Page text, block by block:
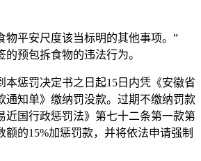
平安尺度该当标明的其他事项。”
预包拆食物的违法行为。
惩罚决定书之日起15日内凭《安徽省
通知单》缴纳罚没款。过期不缴纳罚款
近国行政惩罚法》第七十二条第一款第
额的15%加惩罚款，并将依法申请强制